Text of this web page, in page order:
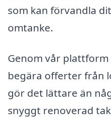
som kan förvandla
omtanke.
Genom vår
begära offerter från
gör det lättare än
snyggt renoverad